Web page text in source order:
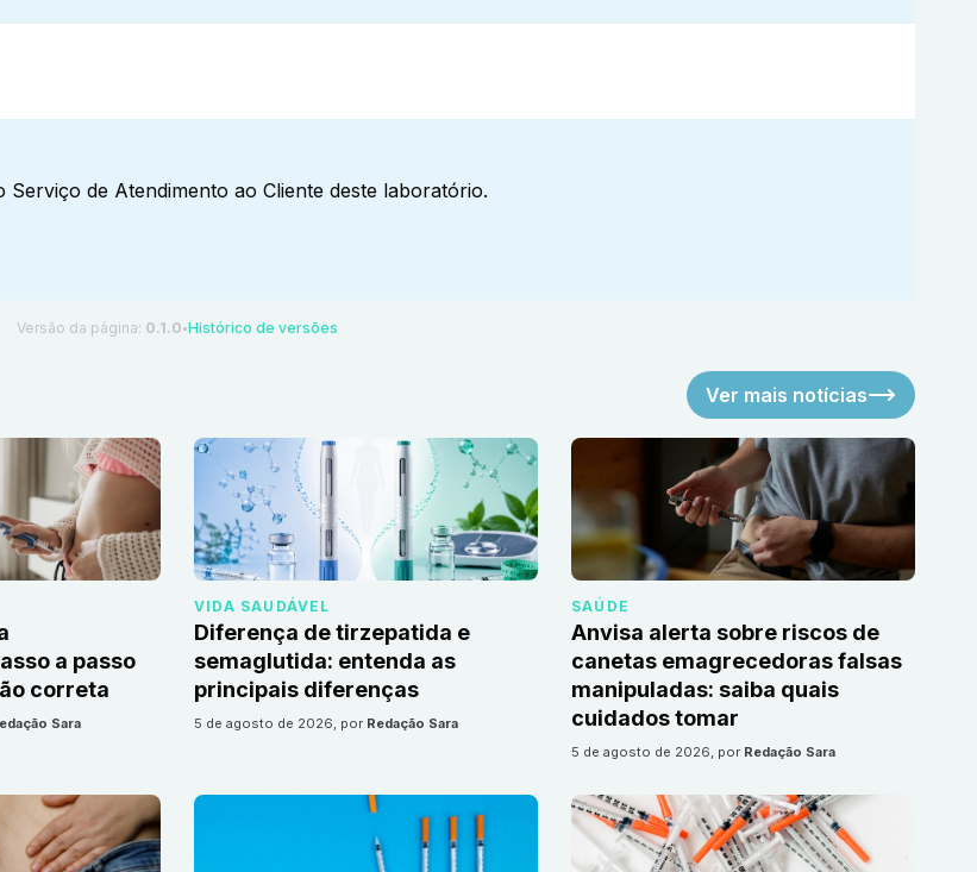
de Atendimento ao Cliente deste laboratório.
Versão da página: 0.1.0 ●Histórico de versões
Ver mais notícias
a passo
correta
Sara
VIDA SAUDÁVEL
Diferença de tirzepatida e
semaglutida: entenda as
principais diferenças
5 de agosto de 2026, por Redação Sara
SAÚDE
Anvisa alerta sobre riscos de
canetas emagrecedoras falsas
manipuladas: saiba quais
cuidados tomar
5 de agosto de 2026, por Redação Sara